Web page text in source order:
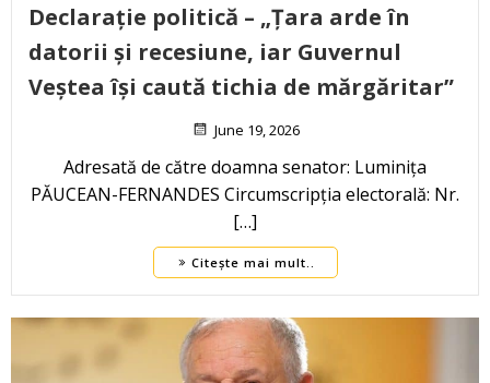
Declarație politică – „Țara arde în
datorii și recesiune, iar Guvernul
Veștea își caută tichia de mărgăritar”
June 19, 2026
Adresată de către doamna senator: Luminița
PĂUCEAN-FERNANDES Circumscripția electorală: Nr.
[…]
Citește mai mult..